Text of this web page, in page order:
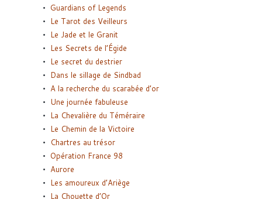
Guardians of Legends
Le Tarot des Veilleurs
Le Jade et le Granit
Les Secrets de l’Égide
Le secret du destrier
Dans le sillage de Sindbad
A la recherche du scarabée d’or
Une journée fabuleuse
La Chevalière du Téméraire
Le Chemin de la Victoire
Chartres au trésor
Opération France 98
Aurore
Les amoureux d’Ariège
La Chouette d’Or